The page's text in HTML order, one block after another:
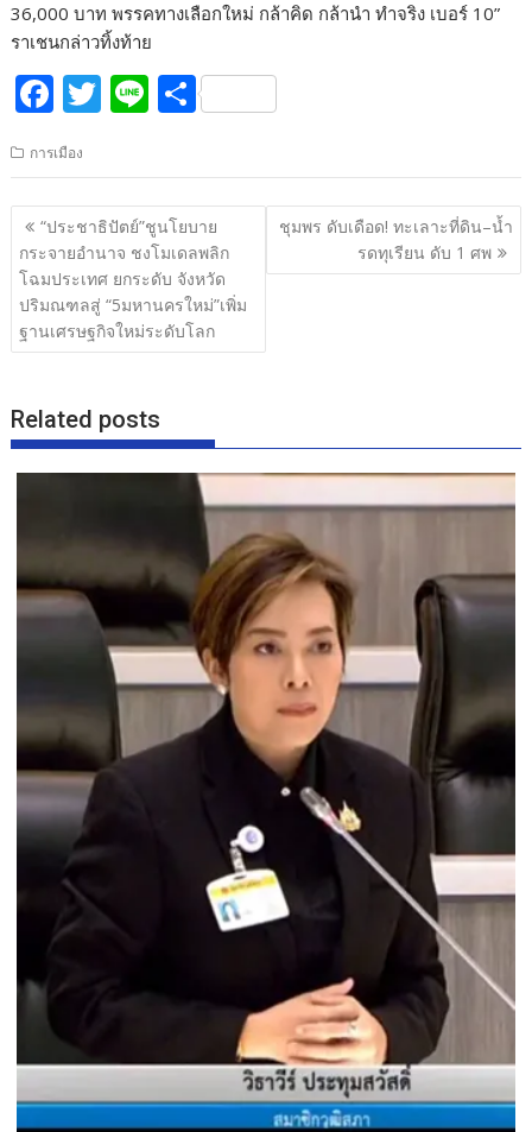
36,000 บาท พรรคทางเลือกใหม่ กล้าคิด กล้านำ ทำจริง เบอร์ 10”
ราเชนกล่าวทิ้งท้าย
F
ac
e
b
o
o
k
T
itt
er
Li
e
S
ar
e
การเมือง
แนะแนว
เรื่อง
“ประชาธิปัตย์”ชูนโยบาย
กระจายอำนาจ ชงโมเดลพลิก
โฉมประเทศ ยกระดับ จังหวัด
ปริมณฑลสู่ “5มหานครใหม่”เพิ่ม
ฐานเศรษฐกิจใหม่ระดับโลก
ชุมพร ดับเดือด! ทะเลาะที่ดิน–น้ำ
รดทุเรียน ดับ 1 ศพ
Related posts